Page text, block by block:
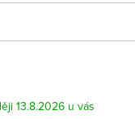
13.8.2026